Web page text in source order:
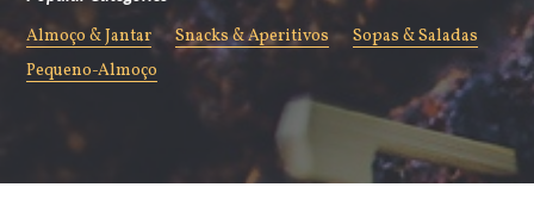
Almoço & Jantar Snacks & Aperitivos
Sopas & Saladas
Pequeno-Almoço